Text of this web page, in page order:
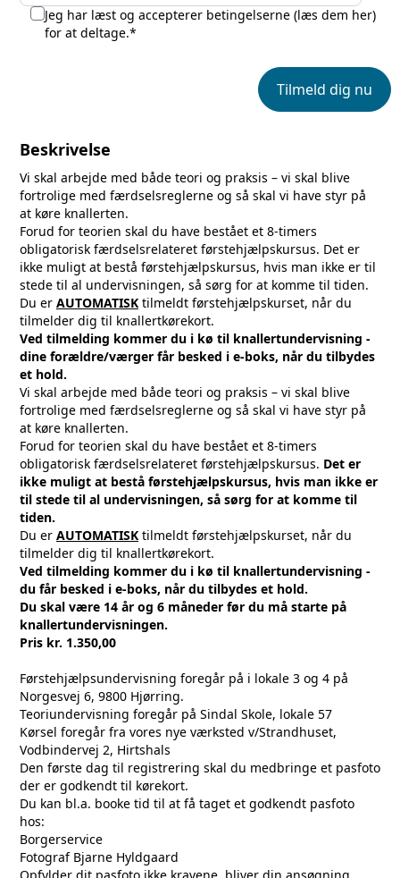
Jeg har læst og accepterer betingelserne (læs dem her)
for at deltage.*
Tilmeld dig nu
Beskrivelse
Vi skal arbejde med både teori og praksis – vi skal blive
fortrolige med færdselsreglerne og så skal vi have styr på
at køre knallerten.
Forud for teorien skal du have bestået et 8-timers
obligatorisk færdselsrelateret førstehjælpskursus. Det er
ikke muligt at bestå førstehjælpskursus, hvis man ikke er til
stede til al undervisningen, så sørg for at komme til tiden.
Du er AUTOMATISK tilmeldt førstehjælpskurset, når du
tilmelder dig til knallertkørekort.
Ved tilmelding kommer du i kø til knallertundervisning -
dine forældre/værger får besked i e-boks, når du tilbydes
et hold.
Vi skal arbejde med både teori og praksis – vi skal blive
fortrolige med færdselsreglerne og så skal vi have styr på
at køre knallerten.
Forud for teorien skal du have bestået et 8-timers
obligatorisk færdselsrelateret førstehjælpskursus. Det er
ikke muligt at bestå førstehjælpskursus, hvis man ikke er
til stede til al undervisningen, så sørg for at komme til
tiden.
Du er AUTOMATISK tilmeldt førstehjælpskurset, når du
tilmelder dig til knallertkørekort.
Ved tilmelding kommer du i kø til knallertundervisning -
du får besked i e-boks, når du tilbydes et hold.
Du skal være 14 år og 6 måneder før du må starte på
knallertundervisningen.
Pris kr. 1.350,00
Førstehjælpsundervisning foregår på i lokale 3 og 4 på
Norgesvej 6, 9800 Hjørring.
Teoriundervisning foregår på Sindal Skole, lokale 57
Kørsel foregår fra vores nye værksted v/Strandhuset,
Vodbindervej 2, Hirtshals
Den første dag til registrering skal du medbringe et pasfoto
der er godkendt til kørekort.
Du kan bl.a. booke tid til at få taget et godkendt pasfoto
hos:
Borgerservice
Fotograf Bjarne Hyldgaard